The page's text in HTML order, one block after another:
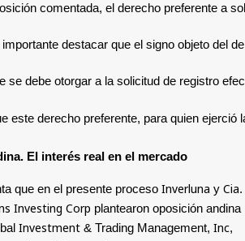
comentada, el derecho preferente a
importante destacar que el signo objeto del
se debe otorgar a la solicitud de registro
este derecho preferente, para quien
El interés real en el mercado
que en el presente proceso Inverluna y Cia.
Investing Corp plantearon oposición andina
Investment& Trading Management, Inc,